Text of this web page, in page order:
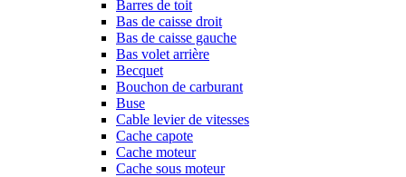
Barres de toit
Bas de caisse droit
Bas de caisse gauche
Bas volet arrière
Becquet
Bouchon de carburant
Buse
Cable levier de vitesses
Cache capote
Cache moteur
Cache sous moteur